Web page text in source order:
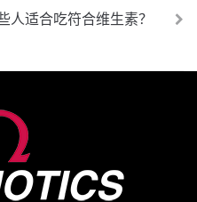
人适合吃符合维生素？